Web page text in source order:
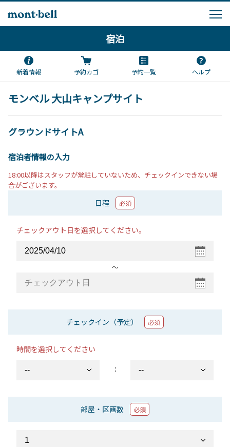
宿泊
新着情報 予約カゴ 予約一覧 ヘルプ
モンベル 大山キャンプサイト
グラウンドサイトA
宿泊者情報の入力
18:00以降はスタッフが常駐していないため、チェックインできない場
合がございます。
日程 必須
チェックアウト日を選択してください。
〜
チェックイン（予定） 必須
時間を選択してください
：
部屋・区画数 必須